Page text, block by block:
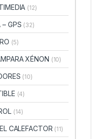
(12)
– GPS (32)
(5)
XÉNON (10)
(10)
(4)
(14)
CALEFACTOR (11)